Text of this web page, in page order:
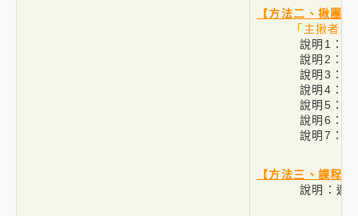
【方法二、揪團
「主揪者
說明1：「主揪
說明2：向學生
說明3：預約
說明4：需提前
說明5：「主揪
說明6：網址
說明7：「主揪
【方法三、課程
說明：遲到時